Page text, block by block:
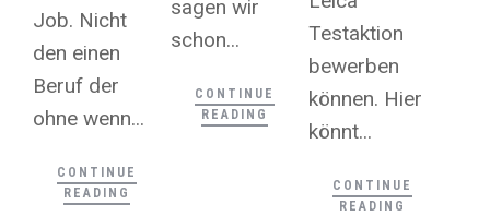
Job. Nicht
den einen
Beruf der
ohne wenn...
CONTINUE
READING
sagen wir
schon...
CONTINUE
READING
Testaktion
bewerben
können. Hier
könnt...
CONTINUE
READING